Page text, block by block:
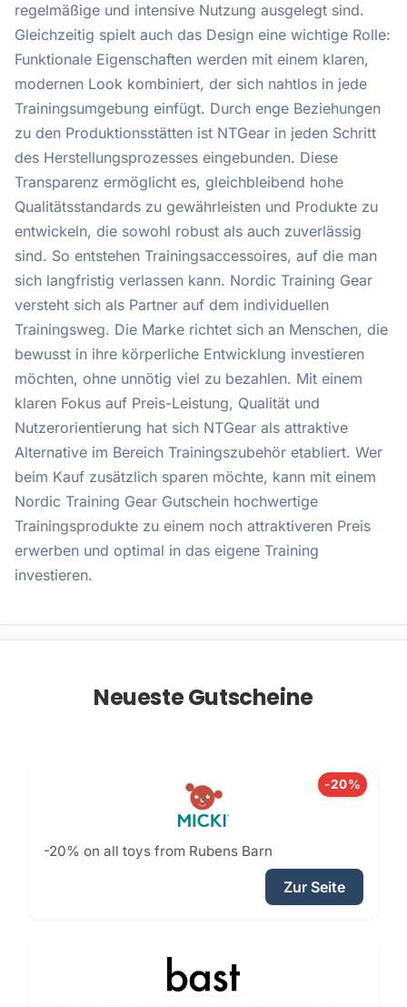
regelmäßige und intensive Nutzung ausgelegt sind.
Gleichzeitig spielt auch das Design eine wichtige Rolle:
Funktionale Eigenschaften werden mit einem klaren,
modernen Look kombiniert, der sich nahtlos in jede
Trainingsumgebung einfügt. Durch enge Beziehungen
zu den Produktionsstätten ist NTGear in jeden Schritt
des Herstellungsprozesses eingebunden. Diese
Transparenz ermöglicht es, gleichbleibend hohe
Qualitätsstandards zu gewährleisten und Produkte zu
entwickeln, die sowohl robust als auch zuverlässig
sind. So entstehen Trainingsaccessoires, auf die man
sich langfristig verlassen kann. Nordic Training Gear
versteht sich als Partner auf dem individuellen
Trainingsweg. Die Marke richtet sich an Menschen, die
bewusst in ihre körperliche Entwicklung investieren
möchten, ohne unnötig viel zu bezahlen. Mit einem
klaren Fokus auf Preis-Leistung, Qualität und
Nutzerorientierung hat sich NTGear als attraktive
Alternative im Bereich Trainingszubehör etabliert. Wer
beim Kauf zusätzlich sparen möchte, kann mit einem
Nordic Training Gear Gutschein hochwertige
Trainingsprodukte zu einem noch attraktiveren Preis
erwerben und optimal in das eigene Training
investieren.
Neueste Gutscheine
-20%
-20% on all toys from Rubens Barn
Zur Seite